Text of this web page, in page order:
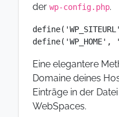
der wp-config.php.
Eine elegantere
Domaine deines
Einträge in der Datei
WebSpaces.